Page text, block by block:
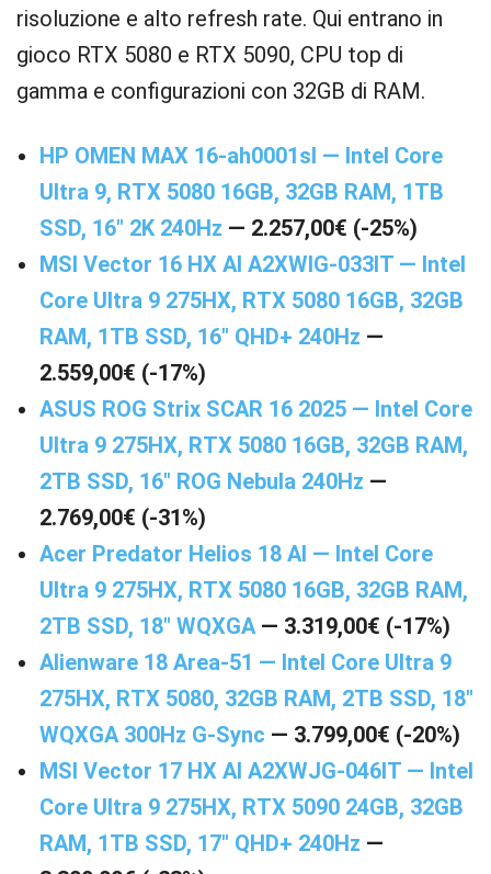
risoluzione e alto refresh rate. Qui entrano in
gioco RTX 5080 e RTX 5090, CPU top di
gamma e configurazioni con 32GB di RAM.
HP OMEN MAX 16-ah0001sl — Intel Core
Ultra 9, RTX 5080 16GB, 32GB RAM, 1TB
SSD, 16″ 2K 240Hz — 2.257,00€ (-25%)
MSI Vector 16 HX AI A2XWIG-033IT — Intel
Core Ultra 9 275HX, RTX 5080 16GB, 32GB
RAM, 1TB SSD, 16″ QHD+ 240Hz —
2.559,00€ (-17%)
ASUS ROG Strix SCAR 16 2025 — Intel Core
Ultra 9 275HX, RTX 5080 16GB, 32GB RAM,
2TB SSD, 16″ ROG Nebula 240Hz —
2.769,00€ (-31%)
Acer Predator Helios 18 AI — Intel Core
Ultra 9 275HX, RTX 5080 16GB, 32GB RAM,
2TB SSD, 18″ WQXGA— 3.319,00€ (-17%)
Alienware 18 Area-51 — Intel Core Ultra 9
275HX, RTX 5080, 32GB RAM, 2TB SSD, 18″
WQXGA 300Hz G-Sync — 3.799,00€ (-20%)
MSI Vector 17 HX AI A2XWJG-046IT — Intel
Core Ultra 9 275HX, RTX 5090 24GB, 32GB
RAM, 1TB SSD, 17″ QHD+ 240Hz —